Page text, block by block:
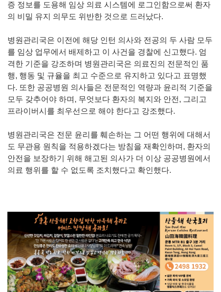
증 정보를 도용해 임상 의료 시스템에 로그인함으로써 환자
의 비밀 유지 의무도 위반한 것으로 드러났다.
병원관리국은 이전에 해당 인턴 의사와 전공의 두 사람 모두
를 임상 업무에서 배제하고 이 사건을 경찰에 신고했다. 엄
격한 기준을 강조하며 병원관리국은 의료진의 전문적인 품
행, 행동 및 규율을 최고 수준으로 유지하고 있다고 표명했
다. 또한 공공병원 의사들은 전문적인 역량과 윤리적 기준을
모두 갖추어야 하며, 무엇보다 환자의 복지와 안전, 그리고
프라이버시를 최우선으로 해야 한다고 강조했다.
병원관리국은 전문 윤리를 훼손하는 그 어떤 행위에 대해서
도 무관용 원칙을 적용하겠다는 방침을 재확인하며, 환자의
안전을 보장하기 위해 해고된 의사가 더 이상 공공병원에서
의료 행위를 할 수 없도록 조치했다고 확인했다.